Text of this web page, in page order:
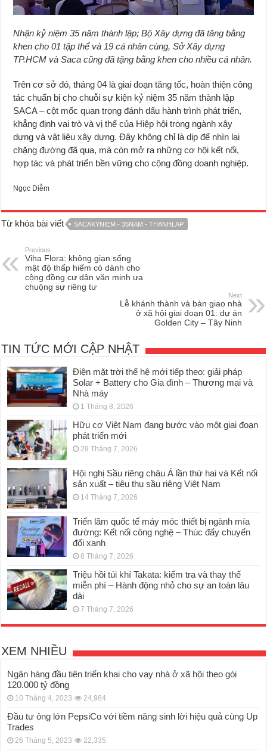
Nhận kỷ niệm 35 năm thành lập; Bộ Xây dựng đã tăng bằng
khen cho 01 tập thể và 19 cá nhân cùng, Sở Xây dựng
TP.HCM và Saca cũng đã tặng bằng khen cho nhiều cá nhân.
Trên cơ sở đó, tháng 04 là giai đoạn tăng tốc, hoàn thiện công
tác chuẩn bị cho chuỗi sự kiện kỷ niệm 35 năm thành lập
SACA – cột mốc quan trọng đánh dấu hành trình phát triển,
khẳng định vai trò và vị thế của Hiệp hội trong ngành xây
dựng và vật liệu xây dựng. Đây không chỉ là dịp để nhìn lại
chặng đường đã qua, mà còn mở ra những cơ hội kết nối,
hợp tác và phát triển bền vững cho cộng đồng doanh nghiệp.
Ngọc Diễm
Từ khóa bài viết SACAKYNIEM - 35NAM - THANHLAP
Previous
Viha Flora: không gian sống
mật độ thấp hiếm có dành cho
cộng đồng cư dân văn minh ưa
chuộng sự riêng tư
Next
Lễ khánh thành và bàn giao nhà
ở xã hội giai đoạn 01: dự án
Golden City – Tây Ninh
TIN TỨC MỚI CẬP NHẬT
Điện mặt trời thế hệ mới tiếp theo: giải pháp
Solar + Battery cho Gia đình – Thương mại và
Nhà máy
1 Tháng 8, 2026
Hữu cơ Việt Nam đang bước vào một giai đoạn
phát triển mới
29 Tháng 7, 2026
Hội nghị Sầu riêng châu Á lần thứ hai và Kết nối
sản xuất – tiêu thụ sầu riêng Việt Nam
14 Tháng 7, 2026
Triển lãm quốc tế máy móc thiết bị ngành mía
đường: Kết nối công nghệ – Thúc đẩy chuyển
đổi xanh
8 Tháng 7, 2026
Triệu hồi túi khí Takata: kiểm tra và thay thế
miễn phí – Hành động nhỏ cho sự an toàn lâu
dài
7 Tháng 7, 2026
XEM NHIỀU
Ngân hàng đầu tiên triển khai cho vay nhà ở xã hội theo gói
120.000 tỷ đồng
10 Tháng 4, 2023 24,984
Đầu tư ông lớn PepsiCo với tiềm năng sinh lời hiệu quả cùng Up
Trades
26 Tháng 5, 2023 22,335